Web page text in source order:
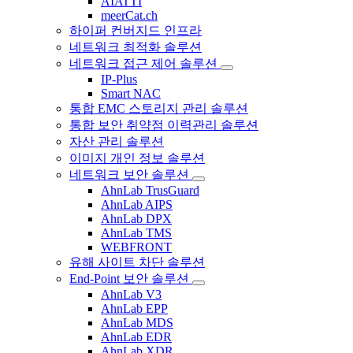
meerCat.ch
하이퍼 컨버지드 인프라
네트워크 최적화 솔루션
네트워크 접근 제어 솔루션
IP-Plus
Smart NAC
통합 EMC 스토리지 관리 솔루션
통합 보안 취약점 이력관리 솔루션
자산 관리 솔루션
이미지 개인 정보 솔루션
네트워크 보안 솔루션
AhnLab TrusGuard
AhnLab AIPS
AhnLab DPX
AhnLab TMS
WEBFRONT
유해 사이트 차단 솔루션
End-Point 보안 솔루션
AhnLab V3
AhnLab EPP
AhnLab MDS
AhnLab EDR